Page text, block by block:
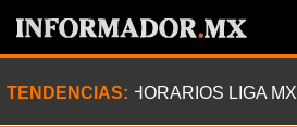
TENDENCIAS: HORARIOS LIGA MX